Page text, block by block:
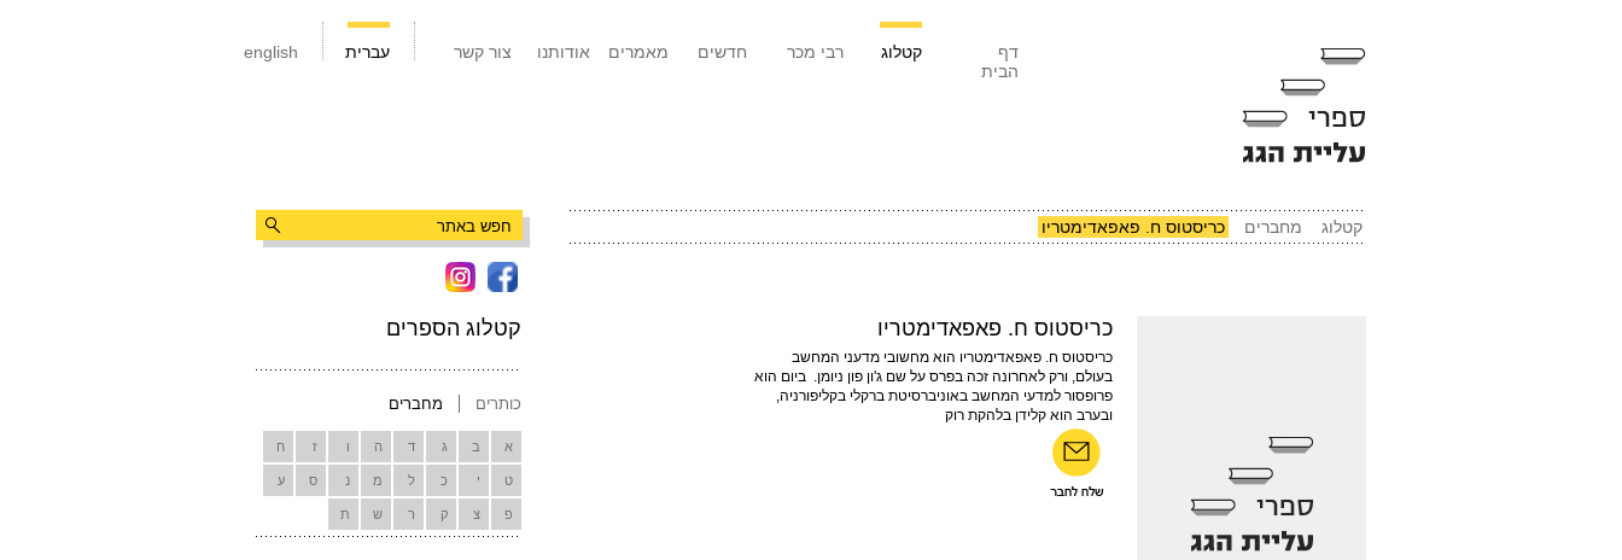
english עברית צור קשר אודותנו מאמרים חדשים רבי מכר קטלוג
דף
הבית
קטלוג הספרים
כותרים מחברים
א ב ג ד ה ו ז ח
ט י כ ל מ נ ס ע
פ צ ק ר ש ת
קטלוג מחברים כריסטוס ח. פאפאדימטריו
כריסטוס ח. פאפאדימטריו
כריסטוס ח. פאפאדימטריו הוא מחשובי מדעני המחשב
בעולם, ורק לאחרונה זכה בפרס על שם ג'ון פון ניומן. ביום הוא
פרופסור למדעי המחשב באוניברסיטת ברקלי בקליפורניה,
ובערב הוא קלידן בלהקת רוק